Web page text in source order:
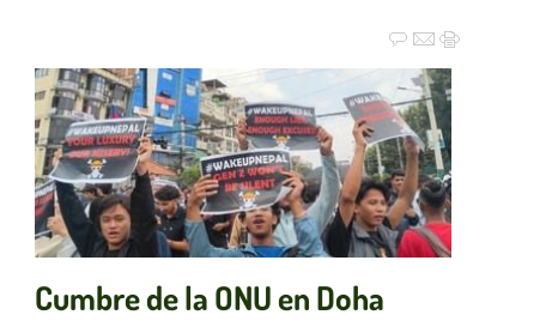
Cumbre de la ONU en Doha